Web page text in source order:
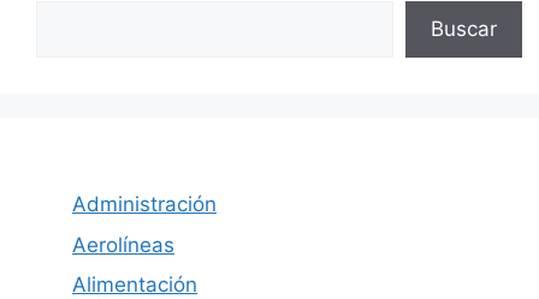
Buscar
Administración
Aerolíneas
Alimentación